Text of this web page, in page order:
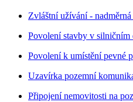
Zvláštní užívání - nadměrná
Povolení stavby v silničním
Povolení k umístění pevné
Uzavírka pozemní
Připojení nemovitosti na